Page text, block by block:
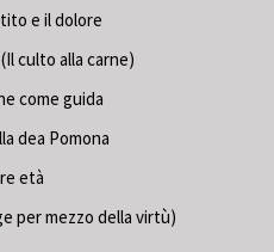
e il dolore
culto alla carne)
come guida
dea Pomona
età
per mezzo della virtù)